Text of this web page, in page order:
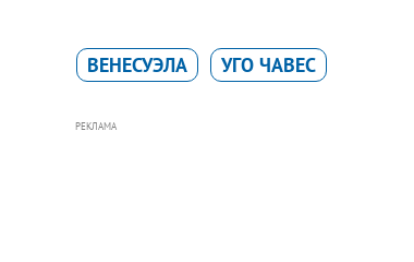
ВЕНЕСУЭЛА УГО ЧАВЕС
РЕКЛАМА